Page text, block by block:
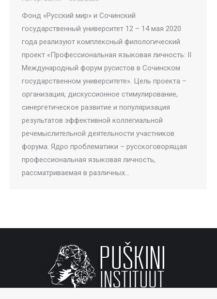
Фонд «Русский мир» и Сочинский
государственный университет 12 – 14 мая 2020
года реализуют комплексный филологический
проект «Профессиональная языковая личность: II
Международный форум русистов в Сочинском
государственном университете». Цель проекта –
организация, дискуссионное стимулирование,
синергетическое развитие и популяризация
результатов эффективной коллегиальной
речемыслительной деятельности участников
форума. Ядро проблематики – русскоговорящая
профессиональная языковая личность,
рассматриваемая в различных…